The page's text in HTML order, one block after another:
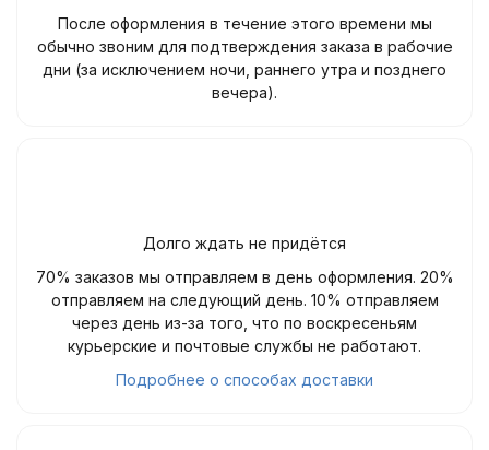
После оформления в течение этого времени мы
обычно звоним для подтверждения заказа в рабочие
дни (за исключением ночи, раннего утра и позднего
вечера).
Долго ждать не придётся
70% заказов мы отправляем в день оформления. 20%
отправляем на следующий день. 10% отправляем
через день из-за того, что по воскресеньям
курьерские и почтовые службы не работают.
Подробнее о способах доставки